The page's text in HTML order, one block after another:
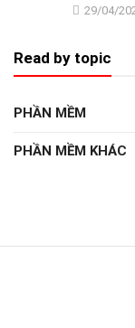
29/04/
Read by topic
PHẦN MỀM
PHẦN MỀM KHÁC